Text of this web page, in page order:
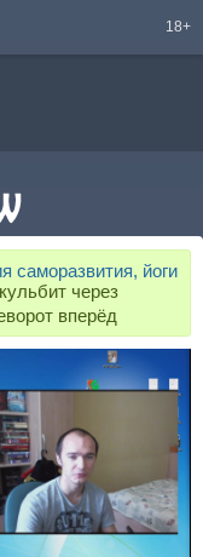
18+
саморазвития, йоги
через
вперёд